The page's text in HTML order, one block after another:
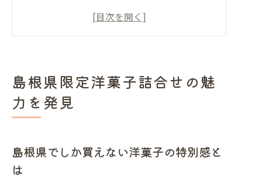
洋菓子詰合せが持つ贈り物としての魅
説
松江や浜田市で愛される洋菓子詰合せ
贈り物に最適な洋菓子詰合せの選び方
島根県限定洋菓子詰合せの魅
力を発見
島根県でしか買えない洋菓子の特別感と
は